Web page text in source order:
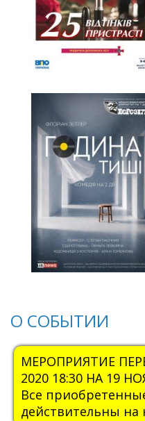
О СОБЫТИИ
МЕРОПРИЯТИЕ
2020 18:30 НА 19
Все
действительны на